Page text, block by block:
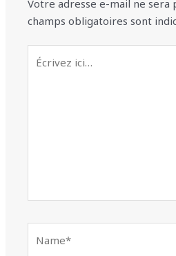
Votre adresse e-mail ne sera
champs obligatoires sont
ici…